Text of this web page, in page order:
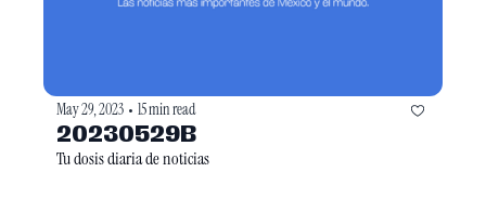
May 29, 2023 • 15 min read
20230529B
Tu dosis diaria de noticias